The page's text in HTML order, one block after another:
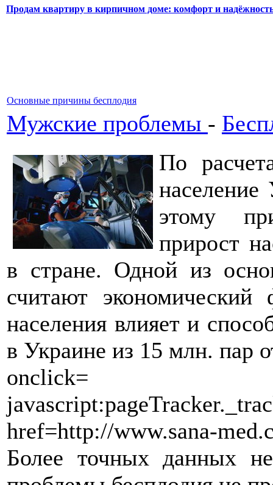
Продам квартиру в кирпичном доме: комфорт и
Основные причины бесплодия
Мужские проблемы -
По
этому
прирост
в стране. Одной из
считают
населения влияет и
в Украине из 15 млн. пар
onclick=
href=http://www.sana-
Более точных данных